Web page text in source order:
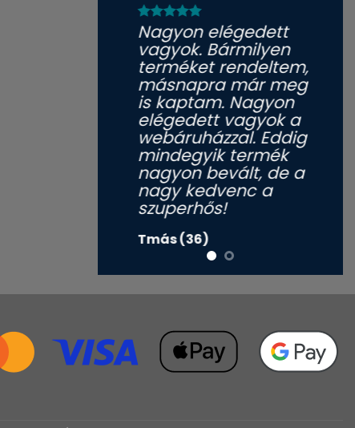
Nagyon elégedett
vagyok. Bármilyen
terméket rendeltem,
másnapra már meg
is kaptam. Nagyon
elégedett vagyok a
webáruházzal. Eddig
mindegyik termék
nagyon bevált, de a
nagy kedvenc a
szuperhős!
Tmás (36)